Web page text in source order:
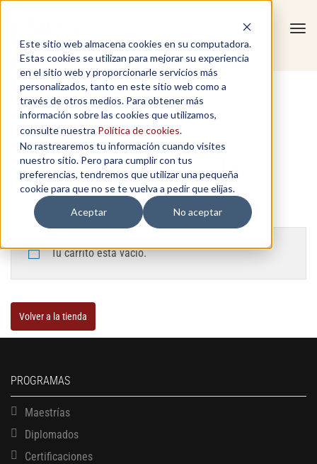
Este sitio web almacena cookies en su computadora.
Estas cookies se utilizan para mejorar su experiencia
en el sitio web y proporcionarle servicios más
personalizados, tanto en este sitio web como a
través de otros medios. Para obtener más
información sobre las cookies que utilizamos,
consulte nuestra Política de cookies.
No rastrearemos tu información cuando visites
nuestro sitio. Pero para cumplir con tus
preferencias, tendremos que utilizar una pequeña
cookie para que no se te vuelva a pedir que elijas.
Aceptar
No aceptar
CARRITO DE COMPRAS
Tu carrito está vacío.
Volver a la tienda
PROGRAMAS
Maestrías
Diplomados
Certificaciones